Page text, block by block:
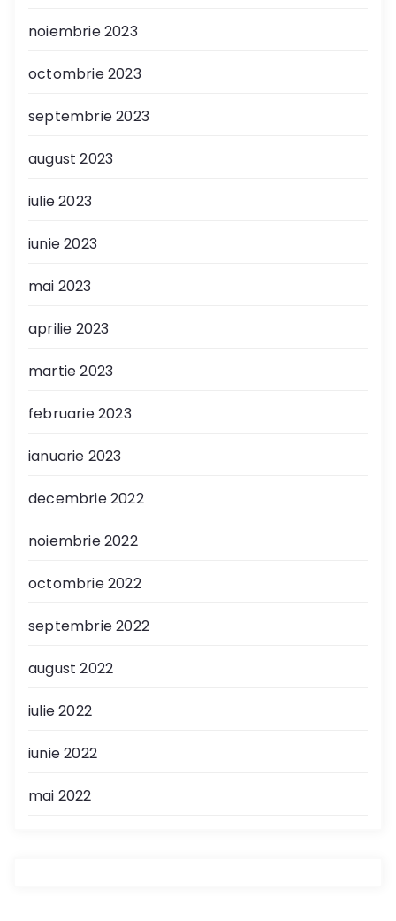
noiembrie 2023
octombrie 2023
septembrie 2023
august 2023
iulie 2023
iunie 2023
mai 2023
aprilie 2023
martie 2023
februarie 2023
ianuarie 2023
decembrie 2022
noiembrie 2022
octombrie 2022
septembrie 2022
august 2022
iulie 2022
iunie 2022
mai 2022